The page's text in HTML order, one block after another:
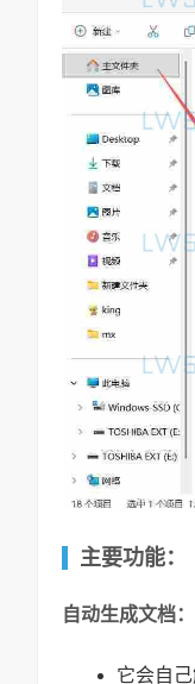
主要功能：
自动生成文档：
它会自